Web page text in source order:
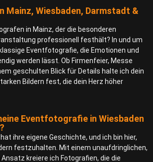
Mainz, Wiesbaden, Darmstadt &
in Mainz, der die besonderen
professionell festhält? In und um
Eventfotografie, die Emotionen und
werden lässt. Ob Firmenfeier, Messe
geschulten Blick für Details halte ich dein
Bildern fest, die dein Herz höher
Eventfotografie in Wiesbaden
ihre eigene Geschichte, und ich bin hier,
festzuhalten. Mit einem unaufdringlichen,
kreiere ich Fotografien, die die